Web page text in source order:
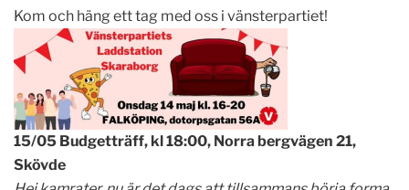
Kom och häng ett tag med oss i vänsterpartiet!
15/05 Budgetträff, kl 18:00, Norra bergvägen 21,
Skövde